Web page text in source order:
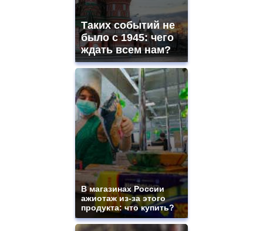
Таких событий не
было с 1945: чего
ждать всем нам?
В магазинах России
ажиотаж из-за этого
продукта: что купить?